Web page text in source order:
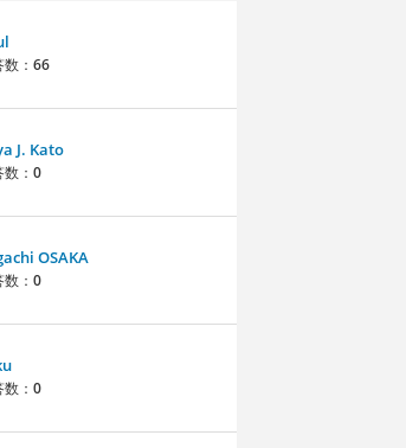
： 66
J. Kato
： 0
OSAKA
： 0
： 0